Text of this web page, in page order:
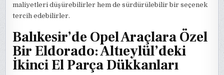
maliyetleri düşürebilirler hem de sürdürülebilir bir seçenek
tercih edebilirler.
Balıkesir’de Opel Araçlara Özel
Bir Eldorado: Altıeylül’deki
İkinci El Parça Dükkanları